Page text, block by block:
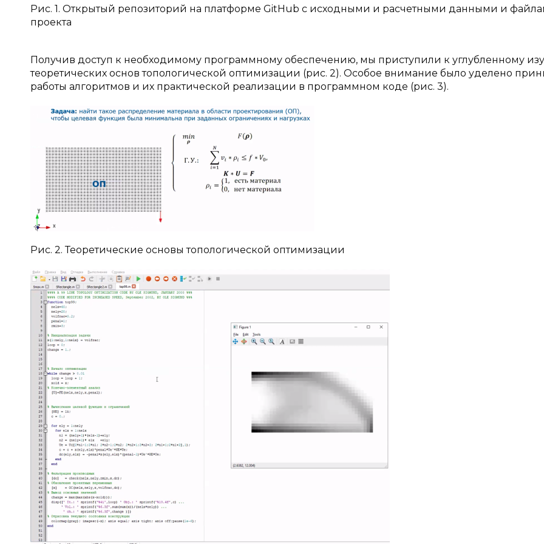
Рис. 1. Открытый репозиторий на платформе GitHub с исходными и расчетными данными и
проекта
Получив доступ к необходимому программному обеспечению, мы приступили к углубленному
теоретических основ топологической оптимизации (рис. 2). Особое внимание было уделено
работы алгоритмов и их практической реализации в программном коде (рис. 3).
Рис. 2. Теоретические основы топологической оптимизации